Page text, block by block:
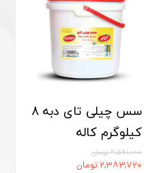
سس چیلی تای دبه 8
کیلوگرم کاله
۲,۵۹۱,۰۰۰ تومان
۲,۳۸۳,۷۲۰ تومان